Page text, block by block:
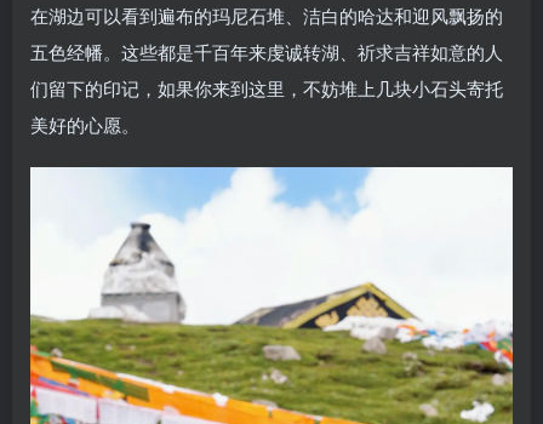
在湖边可以看到遍布的玛尼石堆、洁白的哈达和迎风飘扬的
五色经幡。这些都是千百年来虔诚转湖、祈求吉祥如意的人
们留下的印记，如果你来到这里，不妨堆上几块小石头寄托
美好的心愿。